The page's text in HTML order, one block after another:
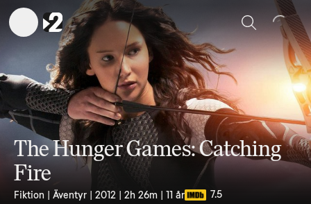
Sök
The Hunger Games: Catching
Fire
Fiktion | Äventyr | 2012 | 2h 26m | 11 år 7.5